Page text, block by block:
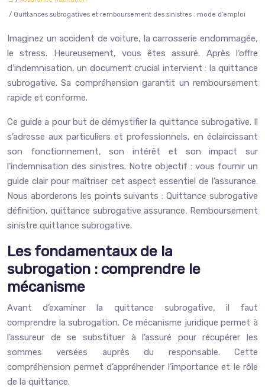
/ Quittances subrogatives et remboursement des sinistres : mode d’emploi
Imaginez un accident de voiture, la carrosserie endommagée,
le stress. Heureusement, vous êtes assuré. Après l’offre
d’indemnisation, un document crucial intervient : la quittance
subrogative. Sa compréhension garantit un remboursement
rapide et conforme.
Ce guide a pour but de démystifier la quittance subrogative. Il
s’adresse aux particuliers et professionnels, en éclaircissant
son fonctionnement, son intérêt et son impact sur
l’indemnisation des sinistres. Notre objectif : vous fournir un
guide clair pour maîtriser cet aspect essentiel de l’assurance.
Nous aborderons les points suivants : Quittance subrogative
définition, quittance subrogative assurance, Remboursement
sinistre quittance subrogative.
Les fondamentaux de la
subrogation : comprendre le
mécanisme
Avant d’examiner la quittance subrogative, il faut
comprendre la subrogation. Ce mécanisme juridique permet à
l’assureur de se substituer à l’assuré pour récupérer les
sommes versées auprès du responsable. Cette
compréhension permet d’appréhender l’importance et le rôle
de la quittance.